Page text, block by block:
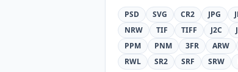
PSD
SVG CR2 JPG
NRW
TIF TIFF J2C
PPM
PNM 3FR ARW
RWL
SR2 SRF SRW